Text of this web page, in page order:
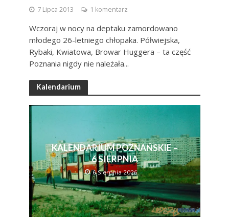
7 Lipca 2013 1 komentarz
Wczoraj w nocy na deptaku zamordowano
młodego 26-letniego chłopaka. Półwiejska,
Rybaki, Kwiatowa, Browar Huggera – ta część
Poznania nigdy nie należała...
Kalendarium
KALENDARIUM POZNAŃSKIE –
6 SIERPNIA
6 Sierpnia 2026